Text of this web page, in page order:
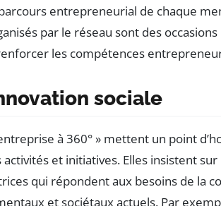
entrepreneurial de chaque
par le réseau sont des
les compétences
sociale
à 360° » mettent un point
activités et initiatives. Elles insistent sur
qui répondent aux besoins de la
et sociétaux actuels. Par